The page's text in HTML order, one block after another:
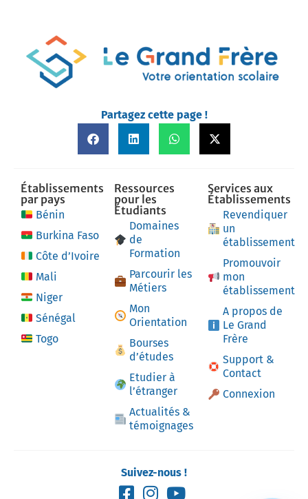
Partagez cette page !
Établissements
par pays
Bénin
Burkina Faso
Côte d’Ivoire
Mali
Niger
Sénégal
Togo
Ressources
pour les
Étudiants
Domaines
de
Formation
Parcourir les
Métiers
Mon
Orientation
Bourses
d’études
Etudier à
l’étranger
Actualités &
témoignages
Services aux
Établissements
Revendiquer
un
établissement
Promouvoir
mon
établissement
A propos de
Le Grand
Frère
Support &
Contact
Connexion
Suivez-nous !